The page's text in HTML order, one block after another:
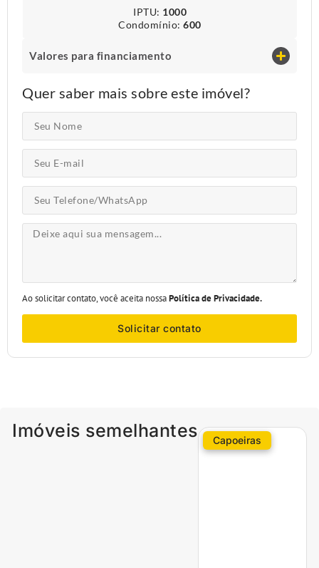
IPTU​: 1000
Condomínio​: 600
Valores para financiamento
Quer saber mais sobre este imóvel?
Ao solicitar contato, você aceita nossaPolítica de Privacidade.
Solicitar contato
Imóveis semelhantes Capoeiras